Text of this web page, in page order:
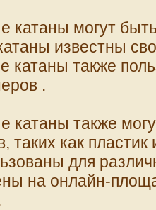
катаны могут
известны
катаны также
.
катаны также
таких как
для
на онлайн-